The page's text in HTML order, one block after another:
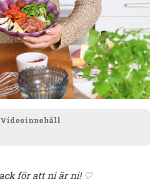
Videoinnehåll
för att ni är ni! ♡